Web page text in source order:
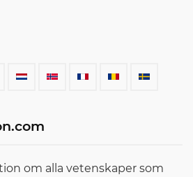
om alla vetenskaper som